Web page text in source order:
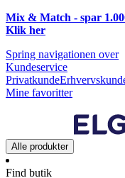
Mix & Match - spar
Klik her
Spring navigationen over
Kundeservice
Privatkunde
Mine favoritter
Alle produkter
Find butik